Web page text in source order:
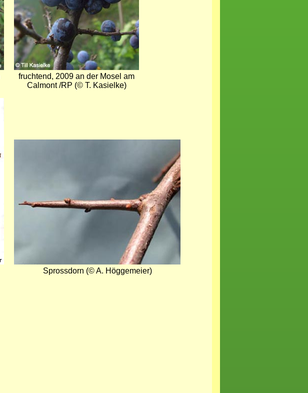
fruchtend, 2009 an der Mosel am
Calmont /RP (© T. Kasielke)
Sprossdorn (© A. Höggemeier)